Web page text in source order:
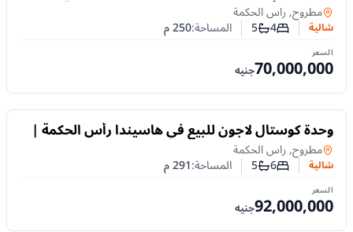
هاسيندا رأس الحكمة | بالتقسيط على 10 سنوات
شاليةفي
مطروح, راس الحكمة
شالية عدد غرف النوم
4عدد الحمامات
5 المساحة:250م
السعر
70,000,000جنيه
للبيع
وحدة كوستال لاجون للبيع في هاسيندا رأس الحكمة |
تقسيط حتى 10 سنوات
شاليةفي
مطروح, راس الحكمة
شالية عدد غرف النوم
6عدد الحمامات
5 المساحة:291م
السعر
92,000,000جنيه